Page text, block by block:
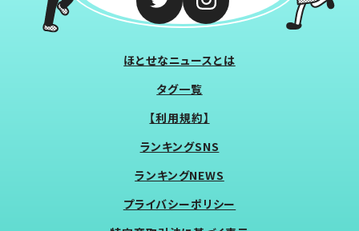
ほとせなニュースとは
タグ一覧
【利用規約】
ランキングSNS
ランキングNEWS
プライバシーポリシー